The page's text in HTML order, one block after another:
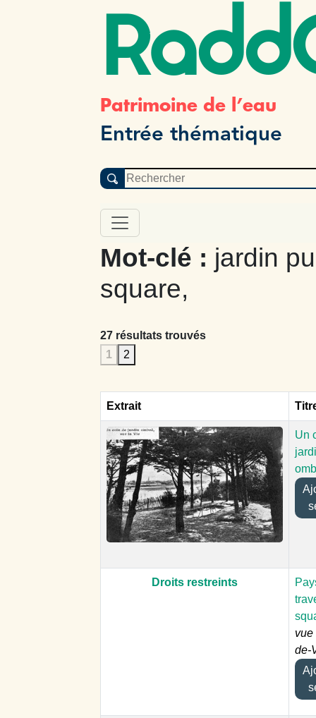
Patrimoine de l’eau
Entrée thématique
Mot-clé : jardin
square,
27 résultats trouvés
1
2
Extrait
Un
Droits restreints
vue
de-